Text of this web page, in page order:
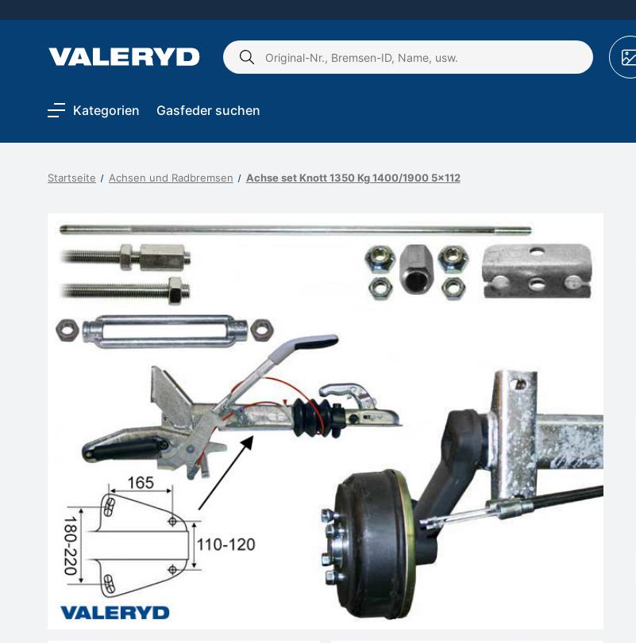
Schlagwort
Kategorien Gasfeder suchen
Startseite Achsen und Radbremsen Achse set Knott 1350 Kg 1400/1900 5x112